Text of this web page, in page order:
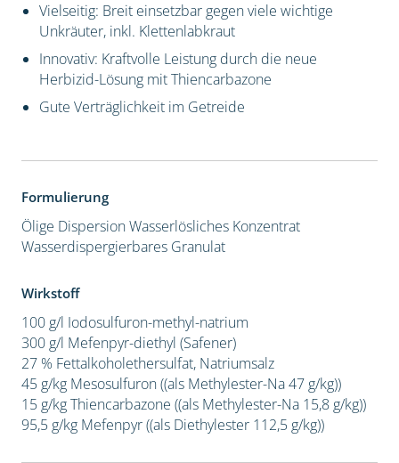
Vielseitig: Breit einsetzbar gegen viele wichtige
Unkräuter, inkl. Klettenlabkraut
Innovativ: Kraftvolle Leistung durch die neue
Herbizid-Lösung mit Thiencarbazone
Gute Verträglichkeit im Getreide
Formulierung
Ölige DispersionWasserlösliches Konzentrat
Wasserdispergierbares Granulat
Wirkstoff
100 g/l Iodosulfuron-methyl-natrium
300 g/l Mefenpyr-diethyl (Safener)
27 % Fettalkoholethersulfat, Natriumsalz
45 g/kg Mesosulfuron ((als Methylester-Na 47 g/kg))
15 g/kg Thiencarbazone ((als Methylester-Na 15,8 g/kg))
95,5 g/kg Mefenpyr ((als Diethylester 112,5 g/kg))